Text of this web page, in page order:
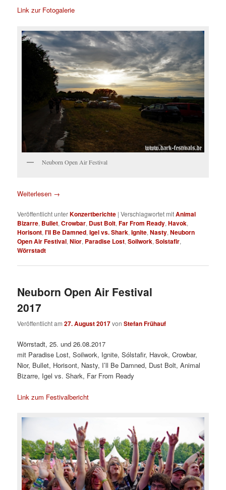
Link zur Fotogalerie
Neuborn Open Air Festival
Weiterlesen →
Veröffentlicht unterKonzertberichte |Verschlagwortet mitAnimal
Bizarre, Bullet,Crowbar, Dust Bolt,Far From Ready,Havok,
Horisont,I'll Be Damned,Igel vs. Shark,Ignite,Nasty,Neuborn
Open Air Festival,Nior, Paradise Lost,Soilwork,Solstafir,
Wörrstadt
Neuborn Open Air Festival
2017
Veröffentlicht am27. August 2017vonStefan Frühauf
Wörrstadt, 25. und 26.08.2017
mit Paradise Lost, Soilwork, Ignite, Sólstafir, Havok, Crowbar,
Nior, Bullet, Horisont, Nasty, I’ll Be Damned, Dust Bolt, Animal
Bizarre, Igel vs. Shark, Far From Ready
Link zum Festivalbericht